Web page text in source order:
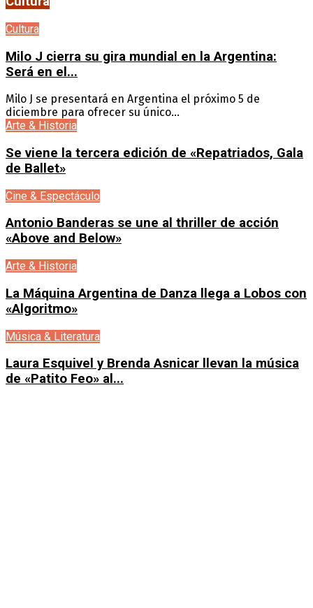
Cultura
Milo J cierra su gira mundial en la Argentina:
Será en el...
Milo J se presentará en Argentina el próximo 5 de
diciembre para ofrecer su único...
Arte & Historia
Se viene la tercera edición de «Repatriados, Gala
de Ballet»
Cine & Espectáculo
Antonio Banderas se une al thriller de acción
«Above and Below»
Arte & Historia
La Máquina Argentina de Danza llega a Lobos con
«Algoritmo»
Música & Literatura
Laura Esquivel y Brenda Asnicar llevan la música
de «Patito Feo» al...